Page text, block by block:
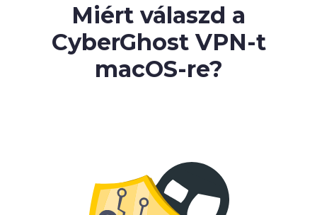
Miért válaszd a
CyberGhost VPN-t
macOS-re?